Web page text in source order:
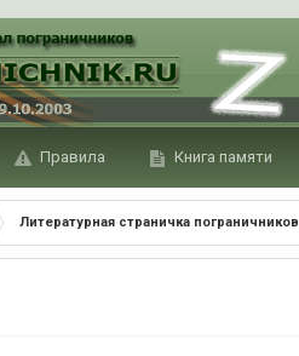
Правила Книга памяти
Литературная страничка пограничников